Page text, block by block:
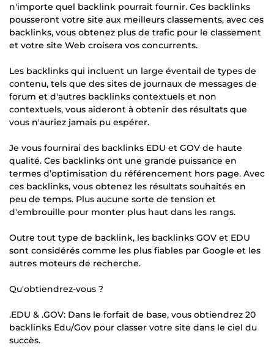
n'importe quel backlink pourrait fournir. Ces backlinks
pousseront votre site aux meilleurs classements, avec ces
backlinks, vous obtenez plus de trafic pour le classement
et votre site Web croisera vos concurrents.
Les backlinks qui incluent un large éventail de types de
contenu, tels que des sites de journaux de messages de
forum et d'autres backlinks contextuels et non
contextuels, vous aideront à obtenir des résultats que
vous n'auriez jamais pu espérer.
Je vous fournirai des backlinks EDU et GOV de haute
qualité. Ces backlinks ont une grande puissance en
termes d’optimisation du référencement hors page. Avec
ces backlinks, vous obtenez les résultats souhaités en
peu de temps. Plus aucune sorte de tension et
d'embrouille pour monter plus haut dans les rangs.
Outre tout type de backlink, les backlinks GOV et EDU
sont considérés comme les plus fiables par Google et les
autres moteurs de recherche.
Qu'obtiendrez-vous ?
.EDU & .GOV: Dans le forfait de base, vous obtiendrez 20
backlinks Edu/Gov pour classer votre site dans le ciel du
succès.